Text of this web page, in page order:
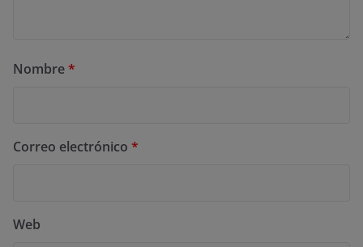
Nombre*
Correo electrónico *
Web